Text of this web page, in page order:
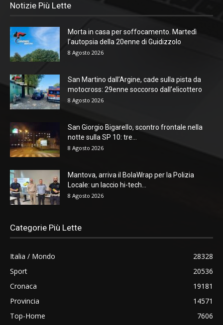
Notizie Più Lette
Morta in casa per soffocamento. Martedì
l’autopsia della 20enne di Guidizzolo
8 Agosto 2026
San Martino dall’Argine, cade sulla pista da
motocross: 29enne soccorso dall’elicottero
8 Agosto 2026
San Giorgio Bigarello, scontro frontale nella
notte sulla SP 10: tre...
8 Agosto 2026
Mantova, arriva il BolaWrap per la Polizia
Locale: un laccio hi-tech...
8 Agosto 2026
Categorie Più Lette
Italia / Mondo
28328
Sport
20536
Cronaca
19181
Provincia
14571
Top-Home
7606